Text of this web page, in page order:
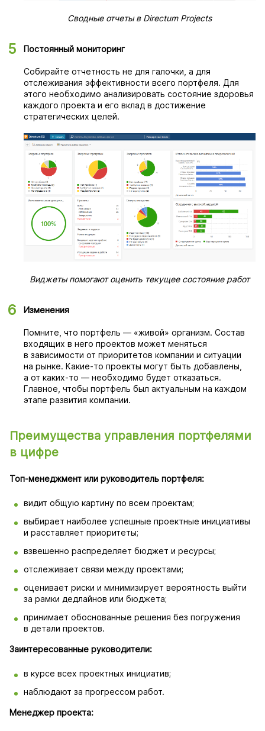
Сводные отчеты в Directum Projects
Постоянный мониторинг
Собирайте отчетность не для галочки, а для
отслеживания эффективности всего портфеля. Для
этого необходимо анализировать состояние здоровья
каждого проекта и его вклад в достижение
стратегических целей.
Виджеты помогают оценить текущее состояние работ
Изменения
Помните, что портфель — «живой» организм. Состав
входящих в него проектов может меняться
в зависимости от приоритетов компании и ситуации
на рынке. Какие-то проекты могут быть добавлены,
а от каких-то — необходимо будет отказаться.
Главное, чтобы портфель был актуальным на каждом
этапе развития компании.
Преимущества управления портфелями
в цифре
Топ-менеджмент или руководитель портфеля:
видит общую картину по всем проектам;
выбирает наиболее успешные проектные инициативы
и расставляет приоритеты;
взвешенно распределяет бюджет и ресурсы;
отслеживает связи между проектами;
оценивает риски и минимизирует вероятность выйти
за рамки дедлайнов или бюджета;
принимает обоснованные решения без погружения
в детали проектов.
Заинтересованные руководители:
в курсе всех проектных инициатив;
наблюдают за прогрессом работ.
Менеджер проекта: